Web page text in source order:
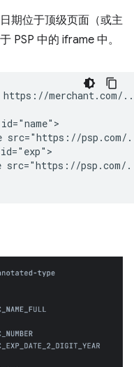
期位于顶级页面（或主
PSP 中的 iframe 中。
https://
src="https://psp.com/
src="https://psp.com/